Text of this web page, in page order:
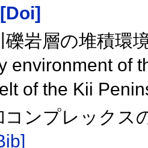
[Doi]
礫岩層の堆積環
environment of
of the Kii
コンプレックス